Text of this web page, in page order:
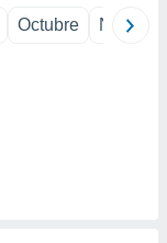
Octubre